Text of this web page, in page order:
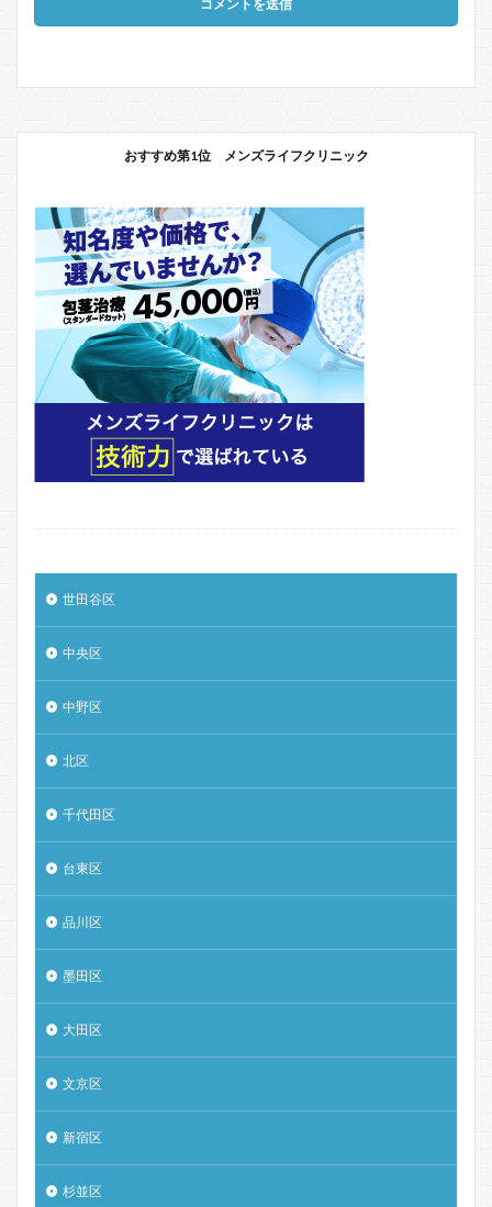
おすすめ第1位 メンズライフクリニック
世田谷区
中央区
中野区
北区
千代田区
台東区
品川区
墨田区
大田区
文京区
新宿区
杉並区